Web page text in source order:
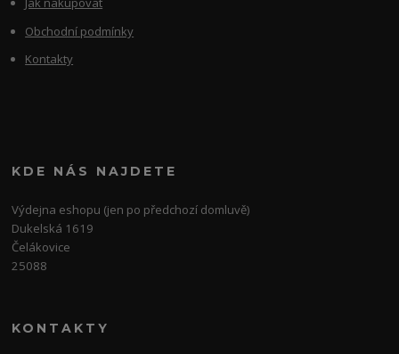
Obchodní podmínky
Kontakty
KDE NÁS NAJDETE
Výdejna eshopu (jen po předchozí domluvě)
Dukelská 1619
Čelákovice
25088
KONTAKTY